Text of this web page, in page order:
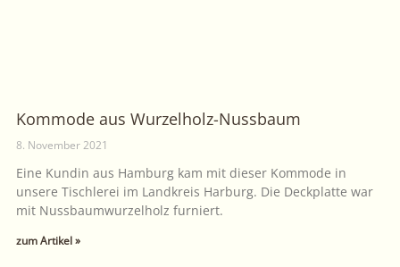
Kommode aus Wurzelholz-Nussbaum
8. November 2021
Eine Kundin aus Hamburg kam mit dieser Kommode in
unsere Tischlerei im Landkreis Harburg. Die Deckplatte war
mit Nussbaumwurzelholz furniert.
zum Artikel »